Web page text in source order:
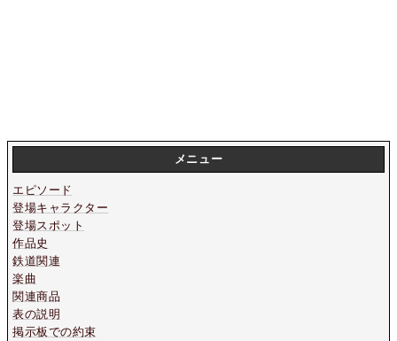
メニュー
エピソード
登場キャラクター
登場スポット
作品史
鉄道関連
楽曲
関連商品
表の説明
掲示板での約束